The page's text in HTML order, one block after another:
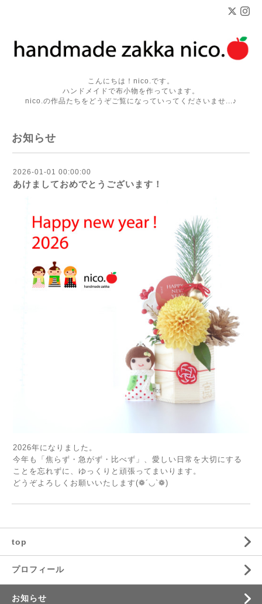
こんにちは！nico.です。
ハンドメイドで布小物を作っています。
nico.の作品たちをどうぞご覧になっていってくださいませ...♪
お知らせ
2026-01-01 00:00:00
あけましておめでとうございます！
2026年になりました。
今年も「焦らず・急がず・比べず」、愛しい日常を大切にする
ことを忘れずに、ゆっくりと頑張ってまいります。
どうぞよろしくお願いいたします(❁´◡`❁)
top
プロフィール
お知らせ